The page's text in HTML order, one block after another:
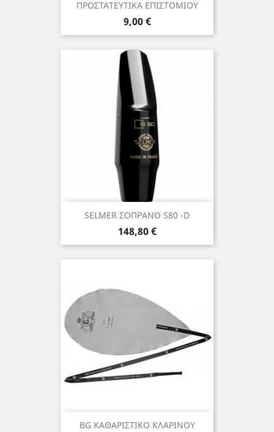
ΠΡΟΣΤΑΤΕΥΤΙΚΑ ΕΠΙΣΤΟΜΙΟΥ
Τιμή
9,00 €
SELMER ΣΟΠΡΑΝΟ S80 -D
Τιμή
148,80 €
BG ΚΑΘΑΡΙΣΤΙΚΟ ΚΛΑΡΙΝΟΥ